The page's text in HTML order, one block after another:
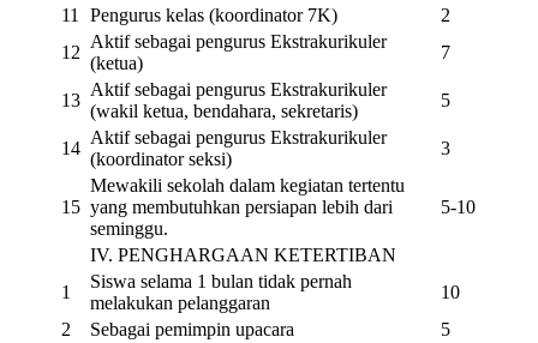
11
Pengurus kelas (koordinator 7K)
2
12
Aktif sebagai pengurus Ekstrakurikuler
(ketua)
7
13
Aktif sebagai pengurus Ekstrakurikuler
(wakil ketua, bendahara, sekretaris)
5
14
Aktif sebagai pengurus Ekstrakurikuler
(koordinator seksi)
3
15
Mewakili sekolah dalam kegiatan tertentu
yang membutuhkan persiapan lebih dari
seminggu.
5-10
IV. PENGHARGAAN KETERTIBAN
1
Siswa selama 1 bulan tidak pernah
melakukan pelanggaran
10
2
Sebagai pemimpin upacara
5